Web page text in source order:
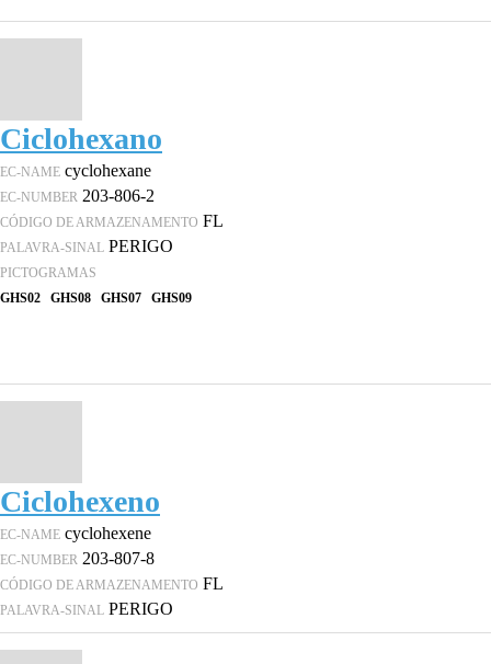
Ciclohexano
EC-NAME cyclohexane
EC-NUMBER 203-806-2
CÓDIGO DE ARMAZENAMENTO FL
PALAVRA-SINAL PERIGO
PICTOGRAMAS
GHS02
GHS08 GHS07 GHS09
Ciclohexeno
EC-NAME cyclohexene
EC-NUMBER 203-807-8
CÓDIGO DE ARMAZENAMENTO FL
PALAVRA-SINAL PERIGO